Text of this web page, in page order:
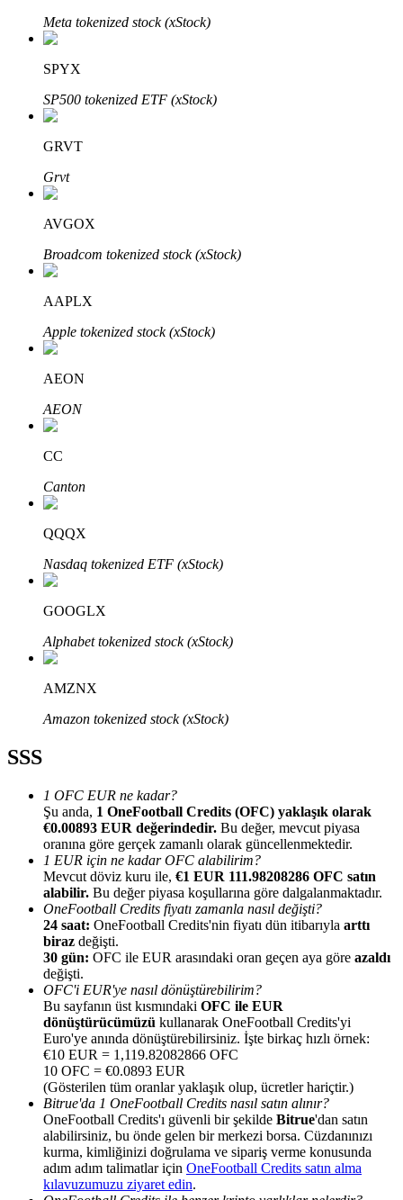
Uzun vadeli kâr ve esnek çıkarlar elde edin
Stake Etmeyi Öğrenin
Pasif gelir kazanma hakkında bilgi edinin
Bitrue
Bitrue Ortakları
Bitrue İş Ortağı
Kullanıcı başına %65'e kadar komisyon!
Yönlendirme
Arkadaşını davet et, nakit ödüller kazan
Deposit CASHCAT & Win
Deposit CASHCAT & Win
Meta tokenized stock (xStock)
SPYX
SP500 tokenized ETF (xStock)
GRVT
Grvt
AVGOX
Broadcom tokenized stock (xStock)
AAPLX
Apple tokenized stock (xStock)
AEON
AEON
CC
Canton
QQQX
Nasdaq tokenized ETF (xStock)
GOOGLX
Alphabet tokenized stock (xStock)
AMZNX
Amazon tokenized stock (xStock)
SSS
1 OFC EUR ne kadar?
Şu anda, 1 OneFootball Credits (OFC) yaklaşık olarak
€0.00893 EUR değerindedir. Bu değer, mevcut piyasa
oranına göre gerçek zamanlı olarak güncellenmektedir.
1 EUR için ne kadar OFC alabilirim?
Mevcut döviz kuru ile, €1 EUR 111.98208286 OFC satın
alabilir. Bu değer piyasa koşullarına göre dalgalanmaktadır.
OneFootball Credits fiyatı zamanla nasıl değişti?
24 saat: OneFootball Credits'nin fiyatı dün itibarıyla arttı
biraz değişti.
30 gün: OFC ile EUR arasındaki oran geçen aya göre azaldı
değişti.
OFC'i EUR'ye nasıl dönüştürebilirim?
Bu sayfanın üst kısmındaki OFC ile EUR
dönüştürücümüzü kullanarak OneFootball Credits'yi
Euro'ye anında dönüştürebilirsiniz. İşte birkaç hızlı örnek:
€10 EUR = 1,119.82082866 OFC
10 OFC = €0.0893 EUR
(Gösterilen tüm oranlar yaklaşık olup, ücretler hariçtir.)
Bitrue'da 1 OneFootball Credits nasıl satın alınır?
OneFootball Credits'ı güvenli bir şekilde Bitrue'dan satın
alabilirsiniz, bu önde gelen bir merkezi borsa. Cüzdanınızı
kurma, kimliğinizi doğrulama ve sipariş verme konusunda
adım adım talimatlar için OneFootball Credits satın alma
kılavuzumuzu ziyaret edin.